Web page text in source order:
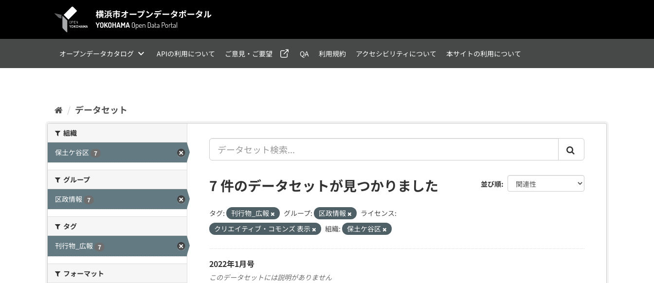
オープンデータカタログ APIの利用について ご意見・ご要望 QA 利用規約 アクセシビリティについて 本サイトの利用について
データセット
組織
保土ケ谷区 7
グループ
区政情報
7
タグ
刊行物_広報
7
フォーマット
並び順
7 件のデータセットが見つかりました
タグ: 刊行物_広報 グループ: 区政情報
ライセンス:
クリエイティブ・コモンズ 表示
組織: 保土ケ谷区
2022年1月号
このデータセットには説明がありません